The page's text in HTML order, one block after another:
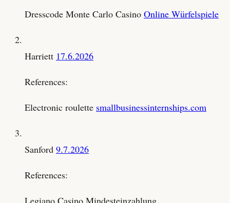
Dresscode Monte Carlo Casino Online Würfelspiele
Harriett 17.6.2026
References:
Electronic roulette smallbusinessinternships.com
Sanford 9.7.2026
References:
Legiano Casino Mindesteinzahlung